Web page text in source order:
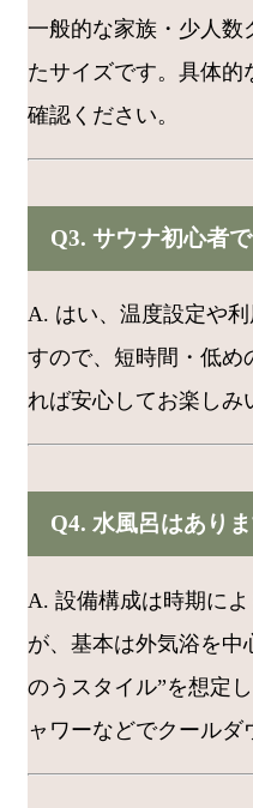
一般的な家族・少人数
たサイズです。具体
確認ください。
Q3. サウナ初心者
A. はい、温度設定や
すので、短時間・低め
れば安心してお楽しみ
Q4. 水風呂はあり
A. 設備構成は時期に
が、基本は外気浴を中
のうスタイル”を想定
ャワーなどでクールダ